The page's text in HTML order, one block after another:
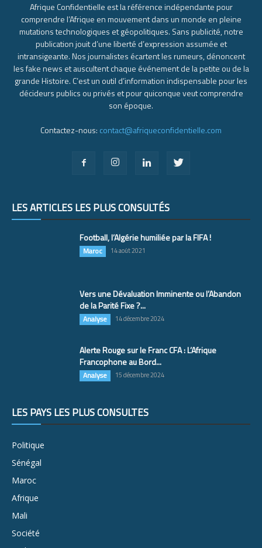
Afrique Confidentielle est la référence indépendante pour
comprendre l’Afrique en mouvement dans un monde en pleine
mutations technologiques et géopolitiques. Sans publicité, notre
publication jouit d’une liberté d’expression assumée et
intransigeante. Nos journalistes écartent les rumeurs, dénoncent
les fake news et auscultent chaque événement de la petite ou de la
grande Histoire. C’est un outil d’information indispensable pour les
décideurs publics ou privés et pour quiconque veut comprendre
son époque.
Contactez-nous: contact@afriqueconfidentielle.com
LES ARTICLES LES PLUS CONSULTÉS
Football, l’Algérie humiliée par la FIFA !
Maroc 14 août 2021
Vers une Dévaluation Imminente ou l’Abandon
de la Parité Fixe ?...
Analyse 14 décembre 2024
Alerte Rouge sur le Franc CFA : L’Afrique
Francophone au Bord...
Analyse 15 décembre 2024
LES PAYS LES PLUS CONSULTÉS
Politique
Sénégal
Maroc
Afrique
Mali
Société